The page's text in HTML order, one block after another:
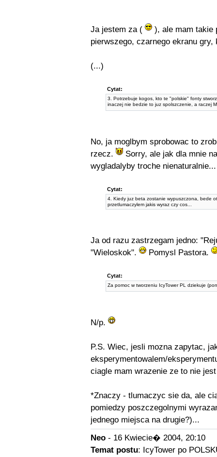
Ja jestem za (
), ale mam takie
pierwszego, czarnego ekranu
(...)
Cytat:
3. Potrzebuje kogos, kto te "polskie" fonty
inaczej nie bedzie to juz spolszczenie, a raczej
No, ja moglbym sprobowac to
rzecz.
Sorry, ale jak dla mnie
wygladalyby troche nienaturalnie...
Cytat:
4. Kiedy juz beta zostanie wypuszczona, bede
przetlumaczylem jakis wyraz czy cos...
Ja od razu zastrzegam jedno:
"Wieloskok".
Pomysl Pastora.
Cytat:
Za pomoc w tworzeniu IcyTower PL dziekuje
N/p.
P.S. Wiec, jesli mozna zapytac,
eksperymentowalem/
ciagle mam wrazenie ze to nie
*Znaczy - tlumaczyc sie da, ale
pomiedzy poszczegolnymi
jednego miejsca na drugie?)...
Neo- 16 Kwiecie� 2004, 20:10
Temat postu: IcyTower po